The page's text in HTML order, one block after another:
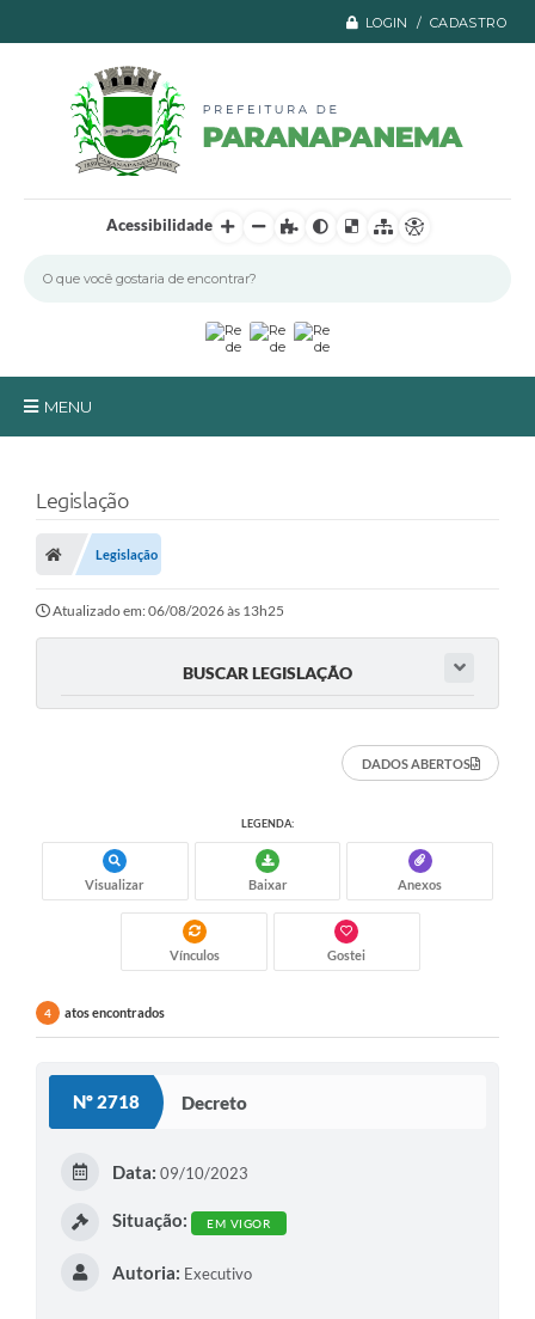
LOGIN / CADASTRO
Acessibilidade
MENU
A Prefeitura
Turismo
Transparência
Fale Conosco
Carta de Serviços
Galeria de Fotos
Transparência
Editais
Legislação
Legislação
Atualizado em: 06/08/2026 às 13h25
BUSCAR LEGISLAÇÃO
DADOS ABERTOS
LEGENDA:
Visualizar Baixar Anexos
Vínculos Gostei
4 atos encontrados
Nº 2718 Decreto
Data: 09/10/2023
Situação: EM VIGOR
Autoria: Executivo